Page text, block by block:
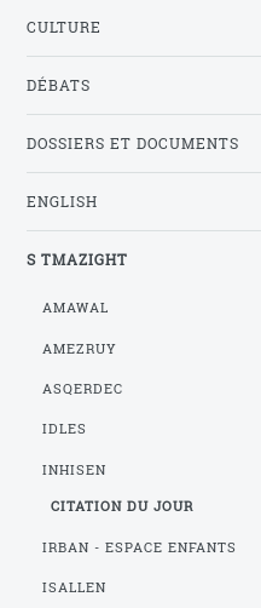
CULTURE
DÉBATS
DOSSIERS ET DOCUMENTS
ENGLISH
S TMAZIGHT
AMAWAL
AMEZRUY
ASQERDEC
IDLES
INHISEN
CITATION DU JOUR
IRBAN - ESPACE ENFANTS
ISALLEN